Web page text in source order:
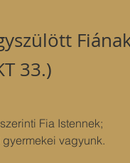
33.)
Fia Istennek;
vagyunk.